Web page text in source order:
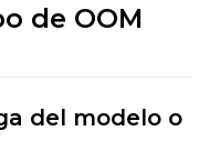
de OOM
del modelo o